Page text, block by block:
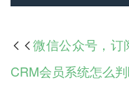
 微信公众号，订
CRM会员系统怎么